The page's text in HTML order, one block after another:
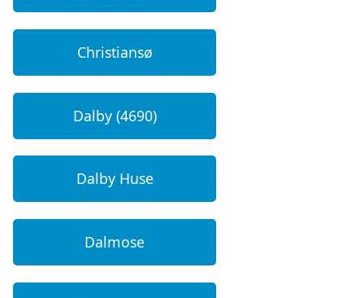
Christiansø
Dalby (4690)
Dalby Huse
Dalmose